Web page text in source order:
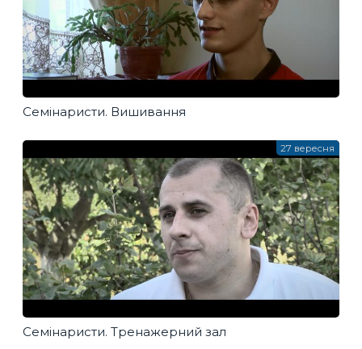
Семінаристи. Вишивання
Семінаристи. Тренажерний зал
27 вересня